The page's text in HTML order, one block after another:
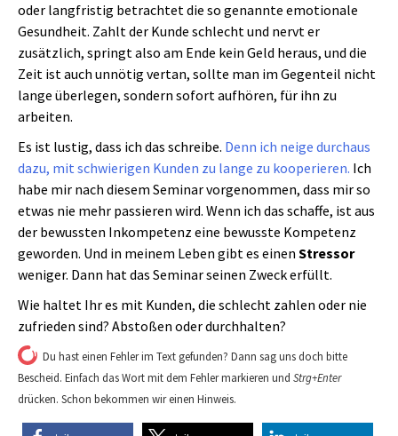
oder langfristig betrachtet die so genannte emotionale
Gesundheit. Zahlt der Kunde schlecht und nervt er
zusätzlich, springt also am Ende kein Geld heraus, und die
Zeit ist auch unnötig vertan, sollte man im Gegenteil nicht
lange überlegen, sondern sofort aufhören, für ihn zu
arbeiten.
Es ist lustig, dass ich das schreibe. Denn ich neige durchaus
dazu, mit schwierigen Kunden zu lange zu kooperieren. Ich
habe mir nach diesem Seminar vorgenommen, dass mir so
etwas nie mehr passieren wird. Wenn ich das schaffe, ist aus
der bewussten Inkompetenz eine bewusste Kompetenz
geworden. Und in meinem Leben gibt es einen Stressor
weniger. Dann hat das Seminar seinen Zweck erfüllt.
Wie haltet Ihr es mit Kunden, die schlecht zahlen oder nie
zufrieden sind? Abstoßen oder durchhalten?
Du hast einen Fehler im Text gefunden? Dann sag uns doch bitte
Bescheid. Einfach das Wort mit dem Fehler markieren und Strg+Enter
drücken. Schon bekommen wir einen Hinweis.